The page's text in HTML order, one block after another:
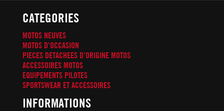
CATEGORIES
MOTOS NEUVES
MOTOS D'OCCASION
PIECES DETACHEES D'ORIGINE MOTOS
ACCESSOIRES MOTOS
EQUIPEMENTS PILOTES
SPORTSWEAR ET ACCESSOIRES
INFORMATIONS